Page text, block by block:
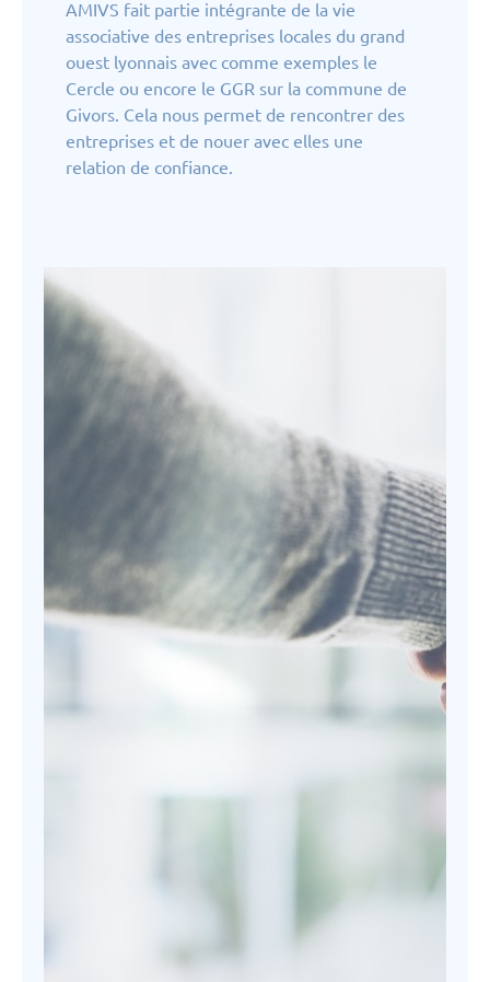
AMIVS fait partie intégrante de la vie
associative des entreprises locales du grand
ouest lyonnais avec comme exemples le
Cercle ou encore le GGR sur la commune de
Givors. Cela nous permet de rencontrer des
entreprises et de nouer avec elles une
relation de confiance.